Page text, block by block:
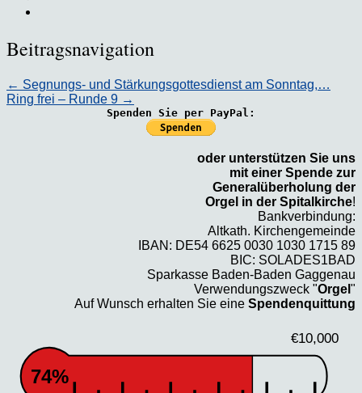
Beitragsnavigation
← Segnungs- und Stärkungsgottesdienst am Sonntag,…
Ring frei – Runde 9 →
Spenden Sie per PayPal:
oder unterstützen Sie uns
mit einer Spende zur
Generalüberholung der
Orgel in der Spitalkirche!
Bankverbindung:
Altkath. Kirchengemeinde
IBAN: DE54 6625 0030 1030 1715 89
BIC: SOLADES1BAD
Sparkasse Baden-Baden Gaggenau
Verwendungszweck "Orgel "
Auf Wunsch erhalten Sie eine Spendenquittung
€10,000
74%